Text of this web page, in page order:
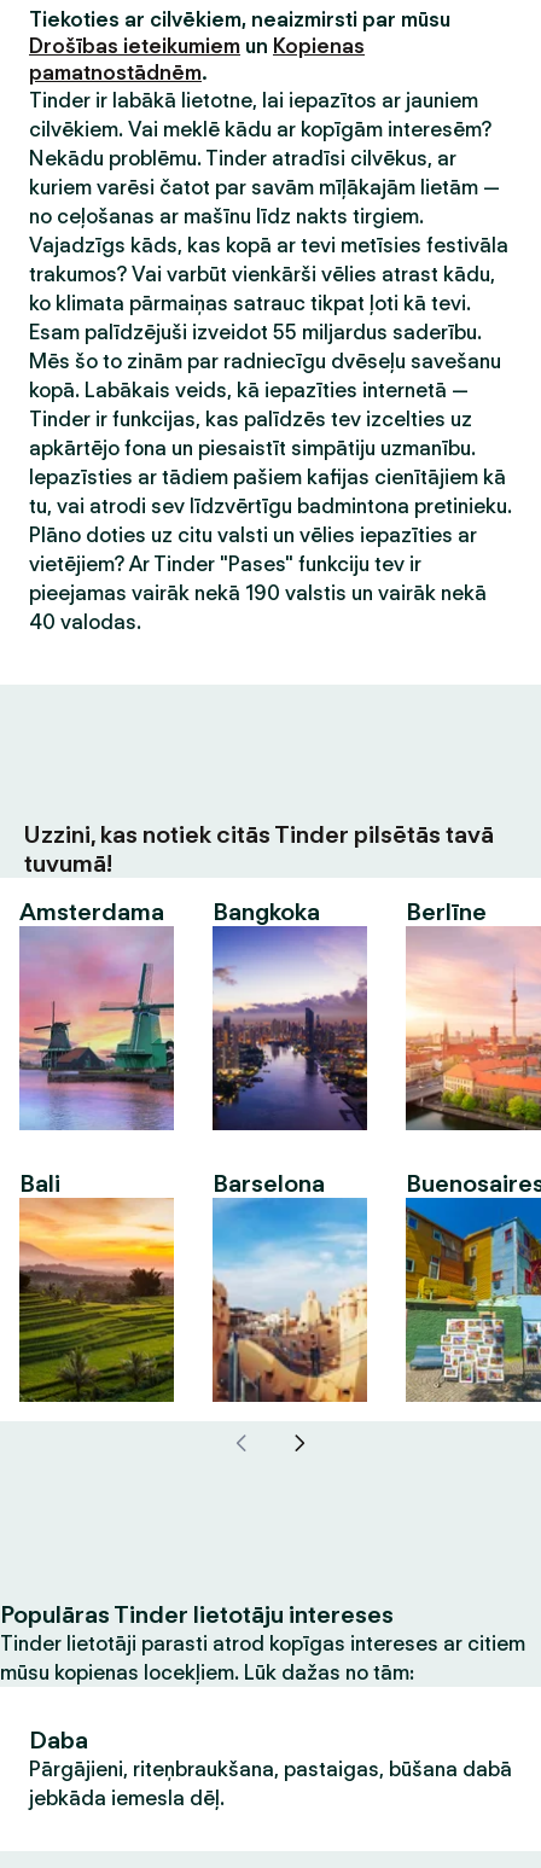
Tiekoties ar cilvēkiem, neaizmirsti par mūsu
Drošības ieteikumiem un Kopienas
pamatnostādnēm.
Tinder ir labākā lietotne, lai iepazītos ar jauniem
cilvēkiem. Vai meklē kādu ar kopīgām interesēm?
Nekādu problēmu. Tinder atradīsi cilvēkus, ar
kuriem varēsi čatot par savām mīļākajām lietām —
no ceļošanas ar mašīnu līdz nakts tirgiem.
Vajadzīgs kāds, kas kopā ar tevi metīsies festivāla
trakumos? Vai varbūt vienkārši vēlies atrast kādu,
ko klimata pārmaiņas satrauc tikpat ļoti kā tevi.
Esam palīdzējuši izveidot 55 miljardus saderību.
Mēs šo to zinām par radniecīgu dvēseļu savešanu
kopā. Labākais veids, kā iepazīties internetā —
Tinder ir funkcijas, kas palīdzēs tev izcelties uz
apkārtējo fona un piesaistīt simpātiju uzmanību.
Iepazīsties ar tādiem pašiem kafijas cienītājiem kā
tu, vai atrodi sev līdzvērtīgu badmintona pretinieku.
Plāno doties uz citu valsti un vēlies iepazīties ar
vietējiem? Ar Tinder "Pases" funkciju tev ir
pieejamas vairāk nekā 190 valstis un vairāk nekā
40 valodas.
Uzzini, kas notiek citās Tinder pilsētās tavā
tuvumā!
Amsterdama
Bali
Bangkoka
Barselona
Berlīne
Populāras Tinder lietotāju intereses
Tinder lietotāji parasti atrod kopīgas intereses ar citiem
mūsu kopienas locekļiem. Lūk dažas no tām:
Daba
Pārgājieni, riteņbraukšana, pastaigas, būšana dabā
jebkāda iemesla dēļ.